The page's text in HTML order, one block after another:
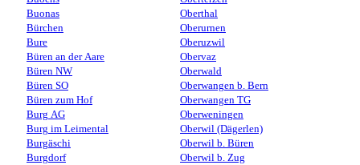
Buonas
Bürchen
Bure
Büren an der Aare
Büren NW
Büren SO
Büren zum Hof
Burg AG
Burg im Leimental
Burgäschi
Burgdorf
Oberthal
Oberurnen
Oberuzwil
Obervaz
Oberwald
Oberwangen b. Bern
Oberwangen TG
Oberweningen
Oberwil (Dägerlen)
Oberwil b. Büren
Oberwil b. Zug